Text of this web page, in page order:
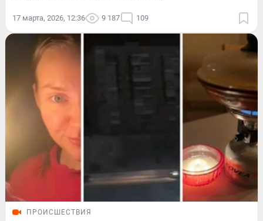
17 марта, 2026, 12:36 9 187 109
ПРОИСШЕСТВИЯ